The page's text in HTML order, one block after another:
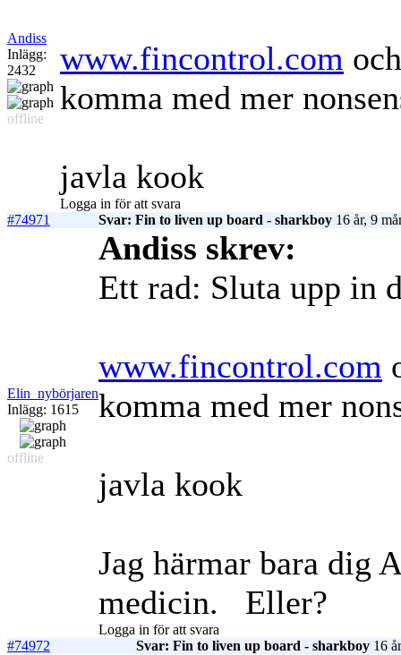
Andiss
Inlägg:
2432
offline
www.fincontrol.com
komma med mer
javla kook
Logga in för att svara
#74971
Svar: Fin to liven up board - sharkboy 16 år, 9
Elin_nybörjaren
Inlägg: 1615
offline
Andiss skrev:
Ett rad: Sluta upp in
www.fincontrol.com
komma med mer
javla kook
Jag härmar bara dig
medicin.
Eller?
Logga in för att svara
#74972
Svar: Fin to liven up board - sharkboy 16